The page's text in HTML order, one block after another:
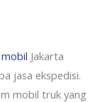
mobil Jakarta
jasa ekspedisi.
mobil truk yang